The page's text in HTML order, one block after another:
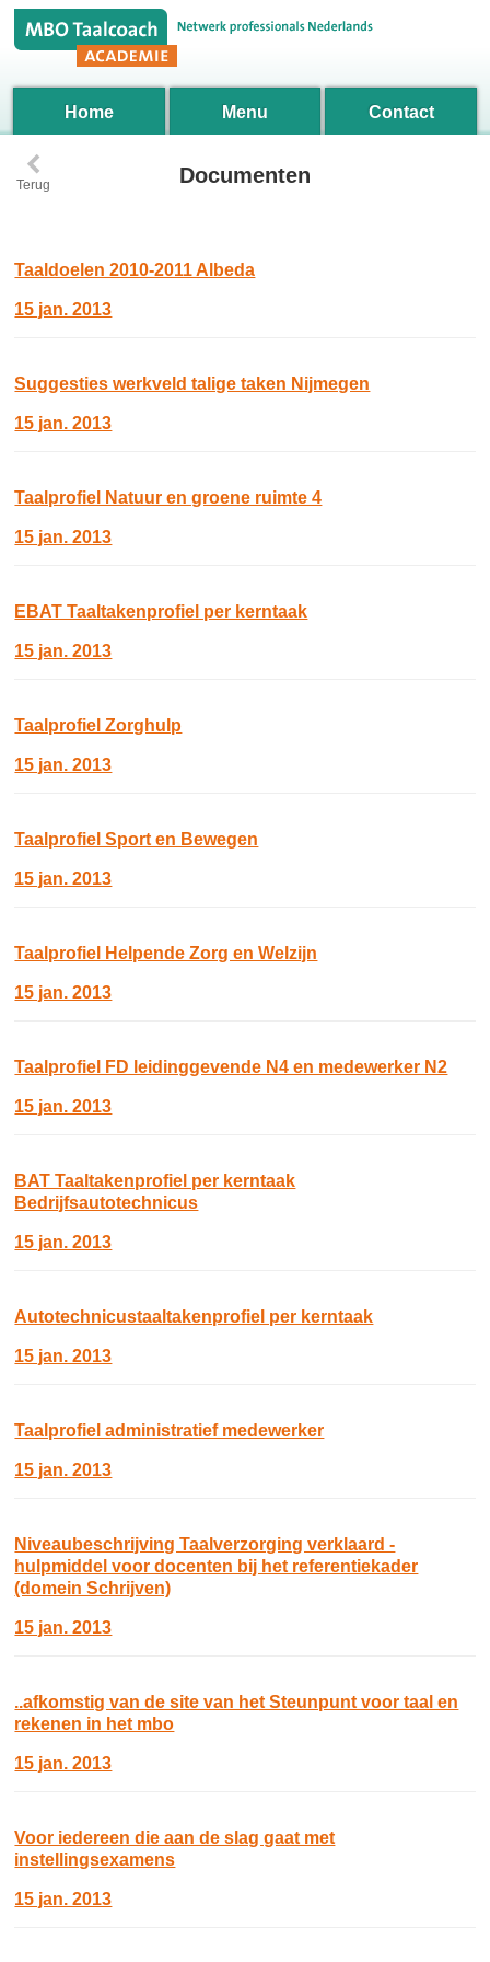
Home Menu Contact
‹
Terug Documenten
Taaldoelen 2010-2011 Albeda
15 jan. 2013
Suggesties werkveld talige taken Nijmegen
15 jan. 2013
Taalprofiel Natuur en groene ruimte 4
15 jan. 2013
EBAT Taaltakenprofiel per kerntaak
15 jan. 2013
Taalprofiel Zorghulp
15 jan. 2013
Taalprofiel Sport en Bewegen
15 jan. 2013
Taalprofiel Helpende Zorg en Welzijn
15 jan. 2013
Taalprofiel FD leidinggevende N4 en medewerker N2
15 jan. 2013
BAT Taaltakenprofiel per kerntaak
Bedrijfsautotechnicus
15 jan. 2013
Autotechnicustaaltakenprofiel per kerntaak
15 jan. 2013
Taalprofiel administratief medewerker
15 jan. 2013
Niveaubeschrijving Taalverzorging verklaard -
hulpmiddel voor docenten bij het referentiekader
(domein Schrijven)
15 jan. 2013
..afkomstig van de site van het Steunpunt voor taal en
rekenen in het mbo
15 jan. 2013
Voor iedereen die aan de slag gaat met
instellingsexamens
15 jan. 2013